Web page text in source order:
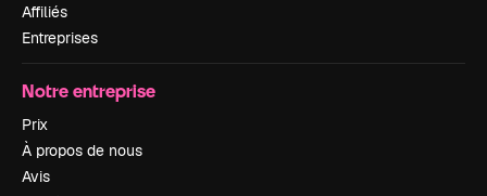
Affiliés
Entreprises
Notre entreprise
Prix
À propos de nous
Avis